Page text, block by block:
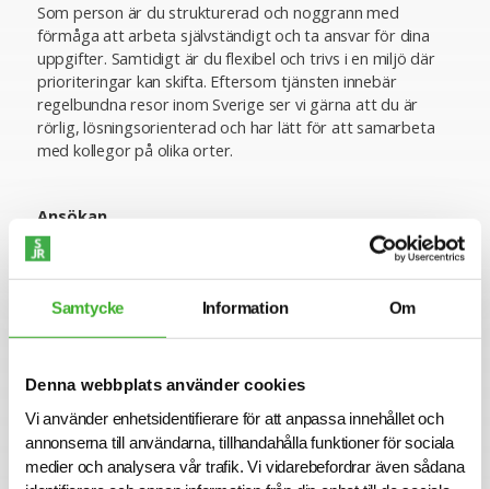
Samtycke Information Om
Denna webbplats använder cookies
Vi använder enhetsidentifierare för att anpassa innehållet och
annonserna till användarna, tillhandahålla funktioner för sociala
medier och analysera vår trafik. Vi vidarebefordrar även sådana
Som person är du strukturerad och noggrann med
förmåga att arbeta självständigt och ta ansvar för dina
uppgifter. Samtidigt är du flexibel och trivs i en miljö där
prioriteringar kan skifta. Eftersom tjänsten innebär
regelbundna resor inom Sverige ser vi gärna att du är
rörlig, lösningsorienterad och har lätt för att samarbeta
med kollegor på olika orter.
Ansökan
För mer information om tjänsten är du välkommen att
uppdraget kan komma att tillsättas innan ansökningstiden
har gått ut. Sista ansökningsdag är 2025-10-17.
Varmt välkommen med din ansökan!
Konsult hos SJR
Att arbeta som konsult hos SJR innebär att du blir en del